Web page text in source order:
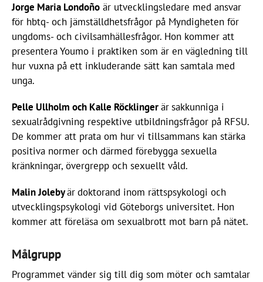
Jorge Maria Londoño är utvecklingsledare med ansvar
för hbtq- och jämställdhetsfrågor på Myndigheten för
ungdoms- och civilsamhällesfrågor. Hon kommer att
presentera Youmo i praktiken som är en vägledning till
hur vuxna på ett inkluderande sätt kan samtala med
unga.
Pelle Ullholm och Kalle Röcklingerärsakkunniga i
sexualrådgivning respektive utbildningsfrågor på RFSU.
De kommer att prata om hur vi tillsammans kan stärka
positiva normer och därmed förebygga sexuella
kränkningar, övergrepp och sexuellt våld.
Malin Jolebyärdoktorand inom rättspsykologi och
utvecklingspsykologi vid Göteborgs universitet. Hon
kommer att föreläsa om sexualbrott mot barn på nätet.
Målgrupp
Programmet vänder sig till dig som möter och samtalar